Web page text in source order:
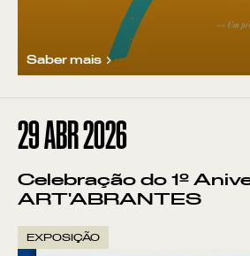
Saber mais
29ABR 2026
Celebração do 1º
ART'ABRANTES
EXPOSIÇÃO